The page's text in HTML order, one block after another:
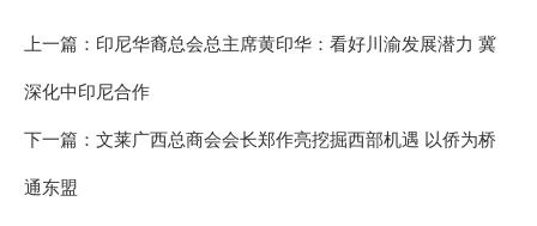
上一篇： 印尼华裔总会总主席黄印华：看好川渝发展潜力 冀
深化中印尼合作
下一篇： 文莱广西总商会会长郑作亮挖掘西部机遇 以侨为桥
通东盟